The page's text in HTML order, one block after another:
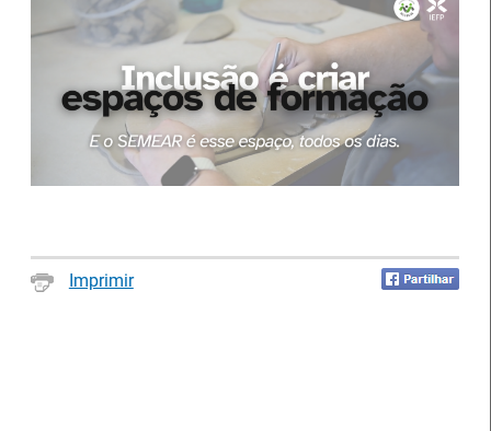
Imprimir
Abertura de candidaturas aos apoios à
14 Julho 2026
As entidades empregadoras podem candidatar-se, a